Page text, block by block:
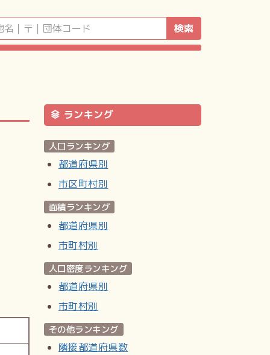
検索
ランキング
人口ランキング
都道府県別
市区町村別
面積ランキング
都道府県別
市町村別
人口密度ランキング
都道府県別
市町村別
その他ランキング
隣接都道府県数